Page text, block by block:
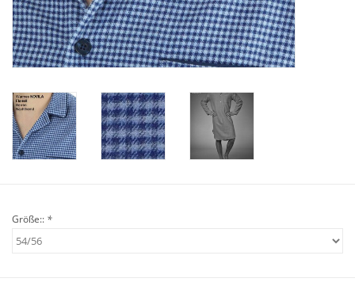
Mode & Accessoires
Tisch & Küche
Größe:: *